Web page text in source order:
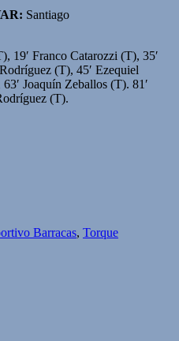
Santiago
19′ Franco Catarozzi (T), 35′
(T), 45′ Ezequiel
Joaquín Zeballos (T). 81′
(T).
Barracas, Torque